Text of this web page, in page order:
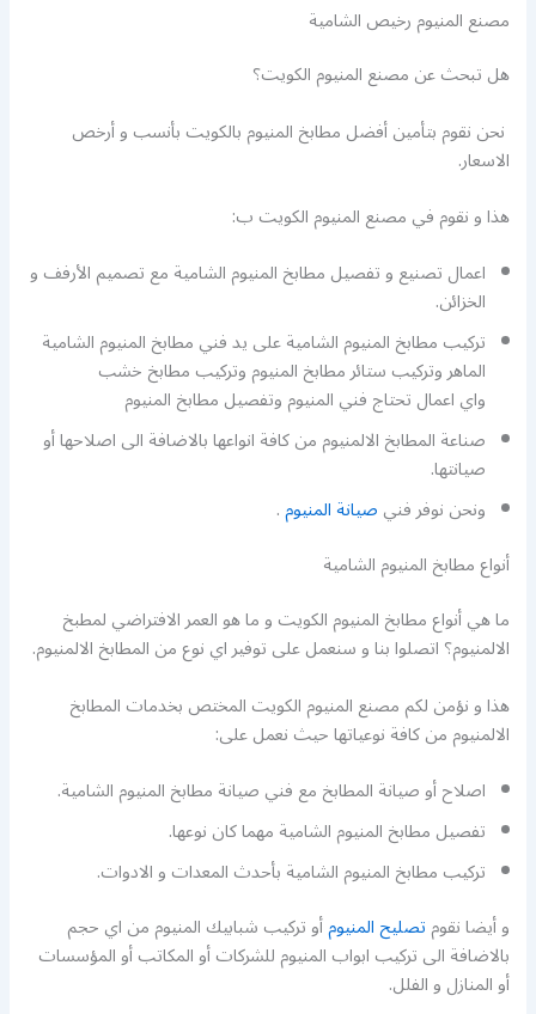
مصنع المنيوم رخيص الشامية
هل تبحث عن مصنع المنيوم الكويت؟
نحن نقوم بتأمين أفضل مطابخ المنيوم بالكويت بأنسب و أرخص
الاسعار.
هذا و نقوم في مصنع المنيوم الكويت ب:
اعمال تصنيع و تفصيل مطابخ المنيوم الشامية مع تصميم الأرفف و
الخزائن.
تركيب مطابخ المنيوم الشامية على يد فني مطابخ المنيوم الشامية
الماهر وتركيب ستائر مطابخ المنيوم وتركيب مطابخ خشب
واي اعمال تحتاج فني المنيوم وتفصيل مطابخ المنيوم
صناعة المطابخ الالمنيوم من كافة انواعها بالاضافة الى اصلاحها أو
صيانتها.
ونحن نوفر فنيصيانة المنيوم.
أنواع مطابخ المنيوم الشامية
ما هي أنواع مطابخ المنيوم الكويت و ما هو العمر الافتراضي لمطبخ
الالمنيوم؟ اتصلوا بنا و سنعمل على توفير اي نوع من المطابخ الالمنيوم.
هذا و نؤمن لكم مصنع المنيوم الكويت المختص بخدمات المطابخ
الالمنيوم من كافة نوعياتها حيث نعمل على:
اصلاح أو صيانة المطابخ مع فني صيانة مطابخ المنيوم الشامية.
تفصيل مطابخ المنيوم الشامية مهما كان نوعها.
تركيب مطابخ المنيوم الشامية بأحدث المعدات و الادوات.
و أيضا نقومتصليح المنيومأو تركيب شبابيك المنيوم من اي حجم
بالاضافة الى تركيب ابواب المنيوم للشركات أو المكاتب أو المؤسسات
أو المنازل و الفلل.